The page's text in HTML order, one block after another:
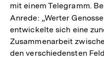
mit einem Telegramm.
Anrede: „Werter
entwickelte sich eine
Zusammenarbeit
den verschiedensten